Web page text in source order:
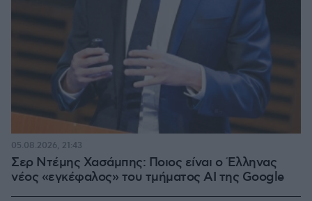
Σερ Ντέμης Χασάμπης: Ποιος είναι ο Έλληνας
νέος «εγκέφαλος» του τμήματος AI της Google
05.08.2026, 21:43